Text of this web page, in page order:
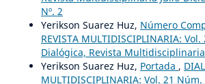
Nº. 2
Yerikson Suarez Huz, Número
REVISTA MULTIDISCIPLINARIA:
Dialógica, Revista
Yerikson Suarez Huz, Portada ,
MULTIDISCIPLINARIA: Vol. 21